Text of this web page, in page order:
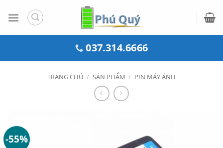
qua
037.314.6666
TRANG CHỦ / SẢN PHẨM / PIN MÁY ẢNH
-55%